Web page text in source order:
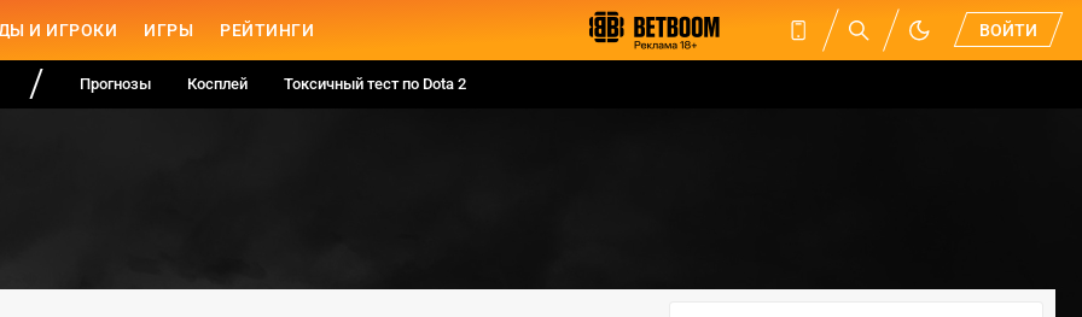
И ИГРОКИ ИГРЫ РЕЙТИНГИ ВОЙТИ
Прогнозы Косплей Токсичный тест по Dota 2